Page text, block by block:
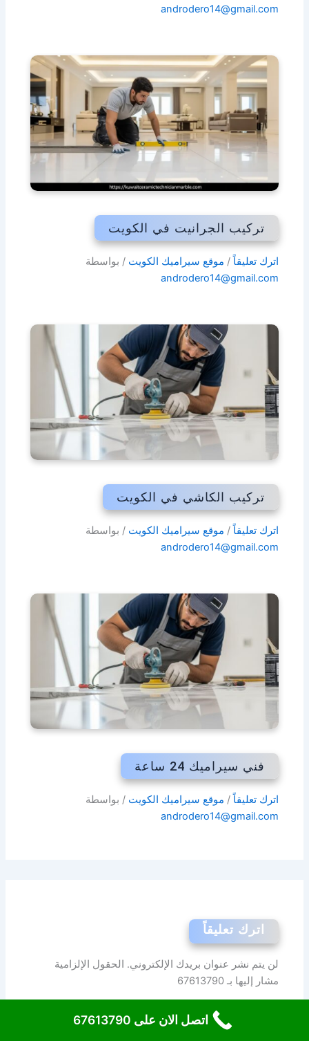
androdero14@gmail.com
تركيب الجرانيت في الكويت
اترك تعليقاً / موقع سيراميك الكويت / بواسطة
androdero14@gmail.com
تركيب الكاشي في الكويت
اترك تعليقاً / موقع سيراميك الكويت / بواسطة
androdero14@gmail.com
فني سيراميك 24 ساعة
اترك تعليقاً / موقع سيراميك الكويت / بواسطة
androdero14@gmail.com
اترك تعليقاً
لن يتم نشر عنوان بريدك الإلكتروني. الحقول الإلزامية
مشار إليها بـ67613790
اتصل الان على 67613790